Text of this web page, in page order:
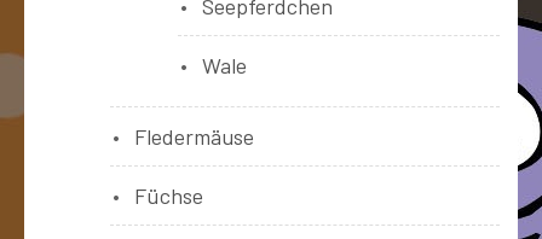
Seepferdchen
Wale
Fledermäuse
Füchse